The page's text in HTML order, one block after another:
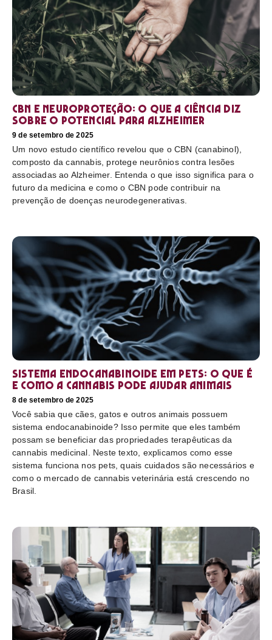
CBN e neuroproteção: o que a ciência diz
sobre o potencial para Alzheimer
9 de setembro de 2025
Um novo estudo científico revelou que o CBN (canabinol),
composto da cannabis, protege neurônios contra lesões
associadas ao Alzheimer. Entenda o que isso significa para o
futuro da medicina e como o CBN pode contribuir na
prevenção de doenças neurodegenerativas.
Sistema endocanabinoide em pets: o que é
e como a cannabis pode ajudar animais
8 de setembro de 2025
Você sabia que cães, gatos e outros animais possuem
sistema endocanabinoide? Isso permite que eles também
possam se beneficiar das propriedades terapêuticas da
cannabis medicinal. Neste texto, explicamos como esse
sistema funciona nos pets, quais cuidados são necessários e
como o mercado de cannabis veterinária está crescendo no
Brasil.